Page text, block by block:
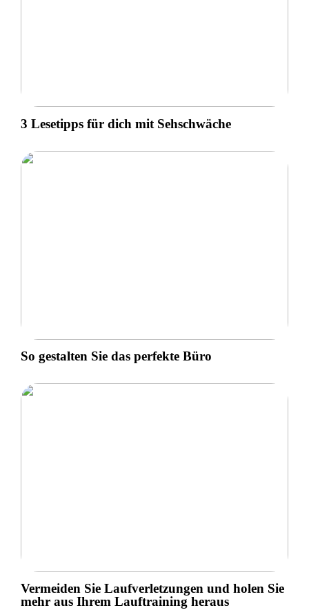
3 Lesetipps für dich mit Sehschwäche
So gestalten Sie das perfekte Büro
Vermeiden Sie Laufverletzungen und holen Sie
mehr aus Ihrem Lauftraining heraus